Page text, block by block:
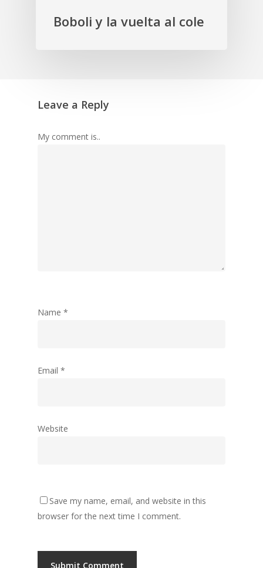
Boboli y la vuelta al cole
Leave a Reply
My comment is..
Name *
Email *
Website
Save my name, email, and website in this
browser for the next time I comment.